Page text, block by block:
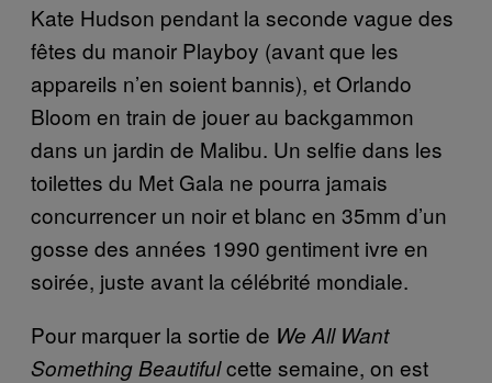
Kate Hudson pendant la seconde vague des
fêtes du manoir Playboy (avant que les
appareils n’en soient bannis), et Orlando
Bloom en train de jouer au backgammon
dans un jardin de Malibu. Un selfie dans les
toilettes du Met Gala ne pourra jamais
concurrencer un noir et blanc en 35mm d’un
gosse des années 1990 gentiment ivre en
soirée, juste avant la célébrité mondiale.
Pour marquer la sortie de We All Want
Something Beautifulcette semaine, on est